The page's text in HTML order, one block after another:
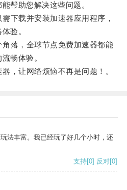
帮助您解决这些问题。
载并安装加速器应用程序，
验。
落，全球节点免费加速器都能
畅体验。
让网络烦恼不再是问题！。
法丰富。我已经玩了好几个小时，还
支持[0] 反对[0]